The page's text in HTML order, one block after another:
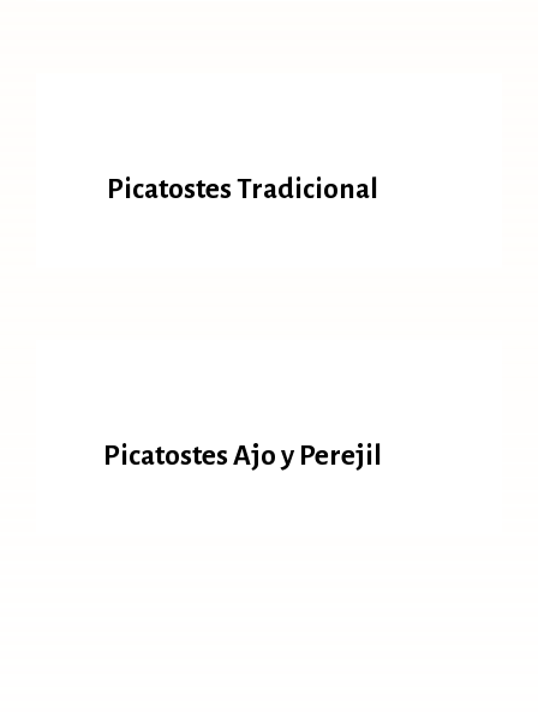
Picatostes Tradicional
Picatostes Ajo y Perejil